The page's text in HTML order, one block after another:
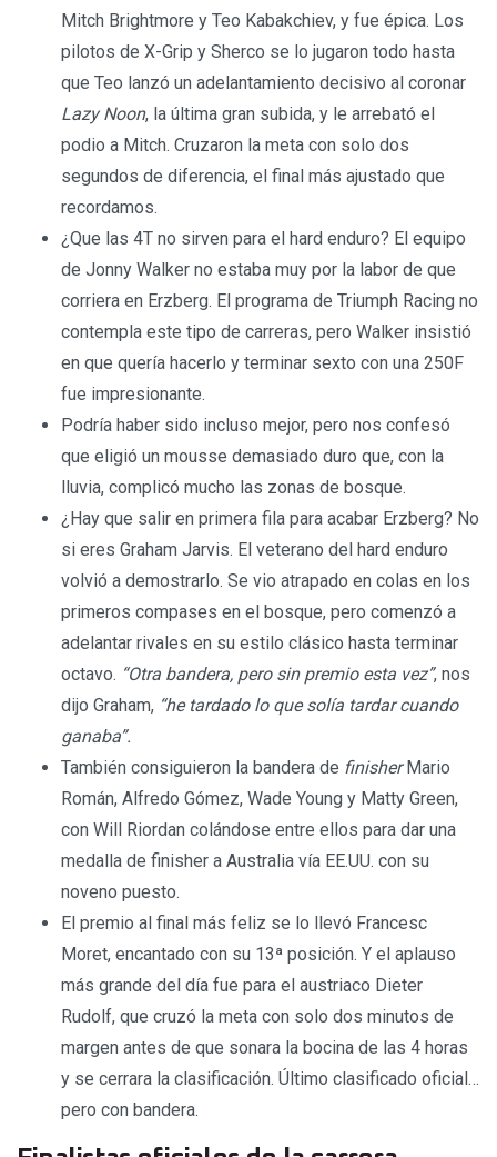
Mitch Brightmore y Teo Kabakchiev, y fue épica. Los
pilotos de X-Grip y Sherco se lo jugaron todo hasta
que Teo lanzó un adelantamiento decisivo al coronar
Lazy Noon, la última gran subida, y le arrebató el
podio a Mitch. Cruzaron la meta con solo dos
segundos de diferencia, el final más ajustado que
recordamos.
¿Que las 4T no sirven para el hard enduro? El equipo
de Jonny Walker no estaba muy por la labor de que
corriera en Erzberg. El programa de Triumph Racing no
contempla este tipo de carreras, pero Walker insistió
en que quería hacerlo y terminar sexto con una 250F
fue impresionante.
Podría haber sido incluso mejor, pero nos confesó
que eligió un mousse demasiado duro que, con la
lluvia, complicó mucho las zonas de bosque.
¿Hay que salir en primera fila para acabar Erzberg? No
si eres Graham Jarvis. El veterano del hard enduro
volvió a demostrarlo. Se vio atrapado en colas en los
primeros compases en el bosque, pero comenzó a
adelantar rivales en su estilo clásico hasta terminar
octavo. “Otra bandera, pero sin premio esta vez”, nos
dijo Graham, “he tardado lo que solía tardar cuando
ganaba”.
También consiguieron la bandera de finisherMario
Román, Alfredo Gómez, Wade Young y Matty Green,
con Will Riordan colándose entre ellos para dar una
medalla de finisher a Australia vía EE.UU. con su
noveno puesto.
El premio al final más feliz se lo llevó Francesc
Moret, encantado con su 13ª posición. Y el aplauso
más grande del día fue para el austriaco Dieter
Rudolf, que cruzó la meta con solo dos minutos de
margen antes de que sonara la bocina de las 4 horas
y se cerrara la clasificación. Último clasificado oficial…
pero con bandera.